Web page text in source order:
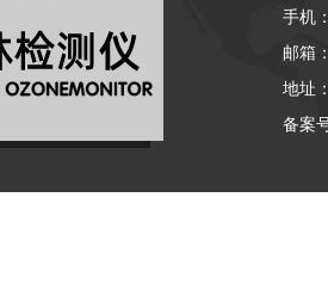
手机
邮箱
地址
备案